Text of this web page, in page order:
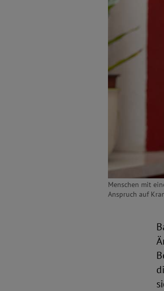
Menschen mit
Anspruch auf